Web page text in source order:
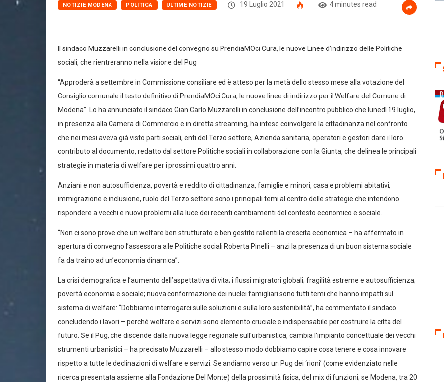
NOTIZIE MODENA POLITICA ULTIME NOTIZIE 19 Luglio 2021 4 minutes read
Il sindaco Muzzarelli in conclusione del convegno su PrendiaMOci Cura, le nuove Linee d’indirizzo delle Politiche
sociali, che rientreranno nella visione del Pug
“Approderà a settembre in Commissione consiliare ed è atteso per la metà dello stesso mese alla votazione del
Consiglio comunale il testo definitivo di PrendiaMOci Cura, le nuove linee di indirizzo per il Welfare del Comune di
Modena”. Lo ha annunciato il sindaco Gian Carlo Muzzarelli in conclusione dell’incontro pubblico che lunedì 19 luglio,
in presenza alla Camera di Commercio e in diretta streaming, ha inteso coinvolgere la cittadinanza nel confronto
che nei mesi aveva già visto parti sociali, enti del Terzo settore, Azienda sanitaria, operatori e gestori dare il loro
contributo al documento, redatto dal settore Politiche sociali in collaborazione con la Giunta, che delinea le principali
strategie in materia di welfare per i prossimi quattro anni.
Anziani e non autosufficienza, povertà e reddito di cittadinanza, famiglie e minori, casa e problemi abitativi,
immigrazione e inclusione, ruolo del Terzo settore sono i principali temi al centro delle strategie che intendono
rispondere a vecchi e nuovi problemi alla luce dei recenti cambiamenti del contesto economico e sociale.
“Non ci sono prove che un welfare ben strutturato e ben gestito rallenti la crescita economica – ha affermato in
apertura di convegno l’assessora alle Politiche sociali Roberta Pinelli – anzi la presenza di un buon sistema sociale
fa da traino ad un’economia dinamica”.
La crisi demografica e l’aumento dell’aspettativa di vita; i flussi migratori globali; fragilità estreme e autosufficienza;
povertà economia e sociale; nuova conformazione dei nuclei famigliari sono tutti temi che hanno impatti sul
sistema di welfare: “Dobbiamo interrogarci sulle soluzioni e sulla loro sostenibilità”, ha commentato il sindaco
concludendo i lavori – perché welfare e servizi sono elemento cruciale e indispensabile per costruire la città del
futuro. Se il Pug, che discende dalla nuova legge regionale sull’urbanistica, cambia l’impianto concettuale dei vecchi
strumenti urbanistici – ha precisato Muzzarelli – allo stesso modo dobbiamo capire cosa tenere e cosa innovare
rispetto a tutte le declinazioni di welfare e servizi. Se andiamo verso un Pug dei ‘rioni’ (come evidenziato nelle
ricerca presentata assieme alla Fondazione Del Monte) della prossimità fisica, del mix di funzioni; se Modena, tra 20